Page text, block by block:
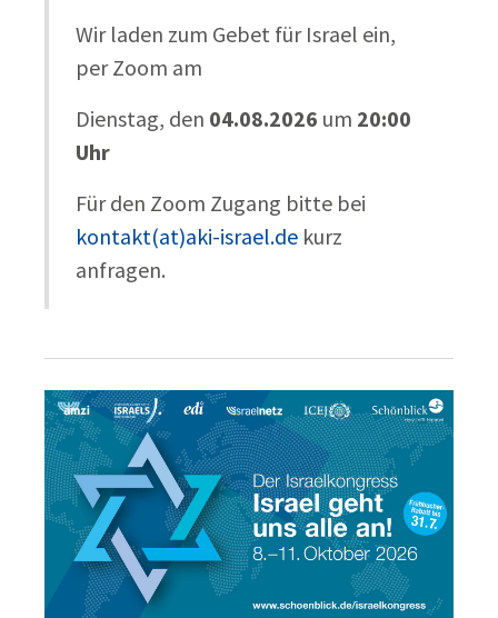
Wir laden zum Gebet für Israel ein,
per Zoom am
Dienstag, den 04.08.2026 um 20:00
Uhr
Für den Zoom Zugang bitte bei
kontakt(at)aki-israel.de kurz
anfragen.